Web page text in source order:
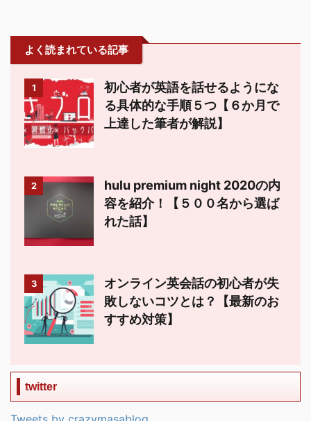
よく読まれている記事
1
初心者が英語を話せるようにな
る具体的な手順５つ【６か月で
上達した筆者が解説】
2
hulu premium night 2020の内
容を紹介！【５００名から選ば
れた話】
3
オンライン英会話の初心者が失
敗しないコツとは？【最新のお
すすめ対策】
twitter